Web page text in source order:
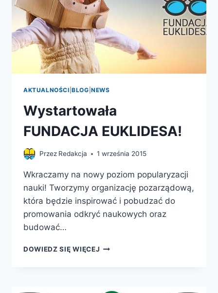
AKTUALNOŚCI |BLOG |NEWS
Wystartowała
FUNDACJA EUKLIDESA!
Przez Redakcja 1 września 2015
Wkraczamy na nowy poziom popularyzacji
nauki! Tworzymy organizację pozarządową,
która będzie inspirować i pobudzać do
promowania odkryć naukowych oraz
budować…
DOWIEDZ SIĘ WIĘCEJ WYSTARTOWAŁA